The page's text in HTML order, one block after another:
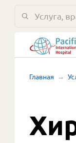
Главная